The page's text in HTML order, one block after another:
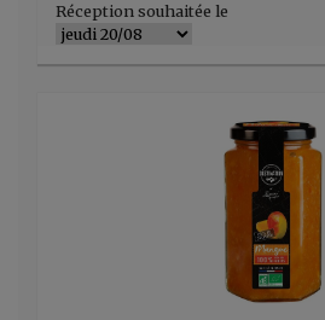
Réception souhaitée le